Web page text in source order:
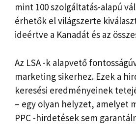
mint 100 szolgáltatás-alapú
érhetők el világszerte
ideértve a Kanadát és az
Az LSA -k alapvető
marketing sikerhez. Ezek a
keresési eredményeinek
– egy olyan helyzet, amelyet
PPC -hirdetések sem